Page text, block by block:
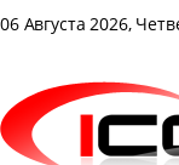
06 Августа 2026,